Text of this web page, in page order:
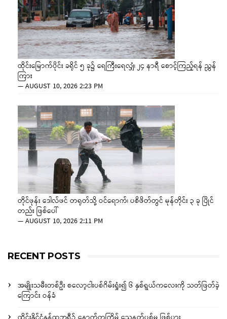
ထိုင်းမြောက်ပိုင်း ခရိုင် ၅ ခု၌ ရေကြီးရေလျှံ၊ ၂၄ နာရီ စောင့်ကြည့်ရန် ညွှန်
ကြား
—AUGUST 10, 2026 2:23 PM
တိုင်ဖုန်း ဒေါလ်ဖင် တရုတ်သို့ ဝင်ရောက်၊ ပစိဖိတ်တွင် မုန်တိုင်း ၃ ခု ပြိုင်
တည်း ဖြစ်ပေါ်
—AUGUST 10, 2026 2:11 PM
RECENT POSTS
အမျိုးသမီးတစ်ဦး စလော့ငါးပစ်ဂိမ်းရှုံး၍ ၆ နှစ်ရွယ်ကလေးကို သတ်ဖြတ်ခဲ့
ကြောင်း ဝန်ခံ